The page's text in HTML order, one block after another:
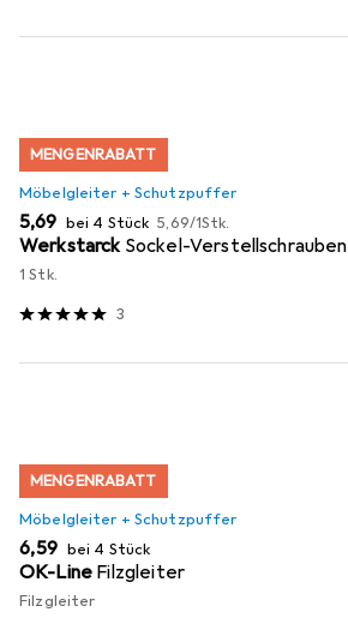
MENGENRABATT
Möbelgleiter + Schutzpuffer
EUR
5,69 bei 4 Stück EUR
5,69/1Stk.
Werkstarck Sockel-Verstellschrauben
1 Stk.
3
MENGENRABATT
Möbelgleiter + Schutzpuffer
EUR
6,59 bei 4 Stück
OK-Line Filzgleiter
Filzgleiter